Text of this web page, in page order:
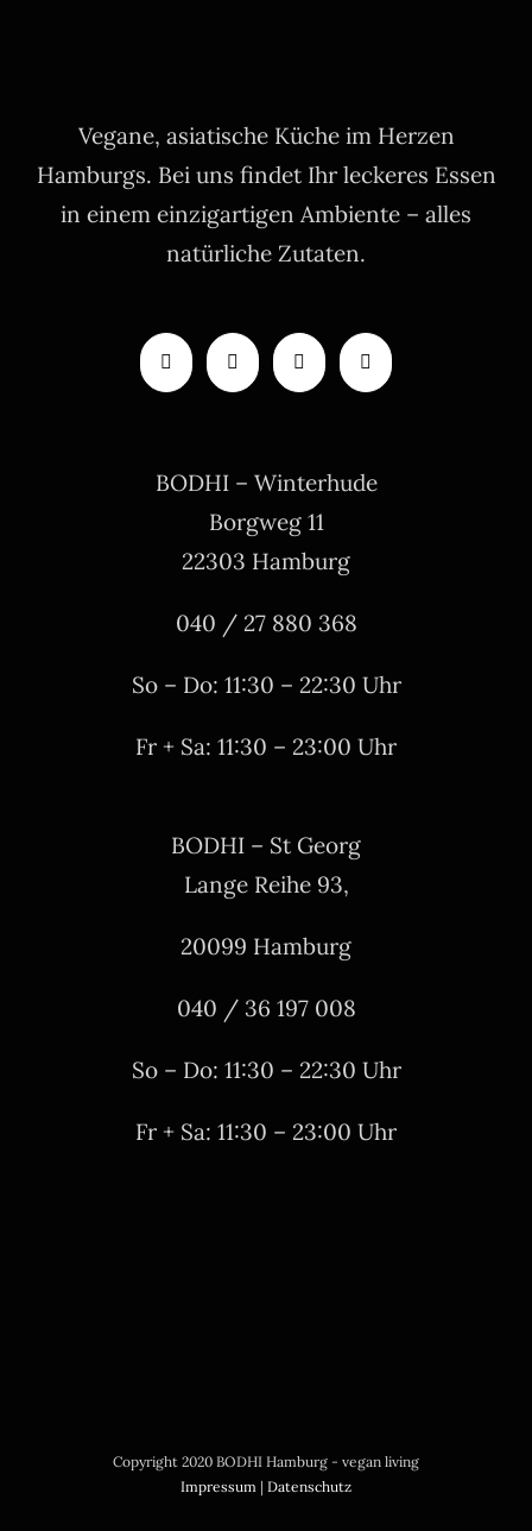
Vegane, asiatische Küche im Herzen
Hamburgs. Bei uns findet Ihr leckeres Essen
in einem einzigartigen Ambiente – alles
natürliche Zutaten.
BODHI – Winterhude
Borgweg 11
22303 Hamburg
040 / 27 880 368
So – Do: 11:30 – 22:30 Uhr
Fr + Sa: 11:30 – 23:00 Uhr
BODHI – St Georg
Lange Reihe 93,
20099 Hamburg
040 / 36 197 008
So – Do: 11:30 – 22:30 Uhr
Fr + Sa: 11:30 – 23:00 Uhr
Copyright 2020 BODHI Hamburg - vegan living
Impressum | Datenschutz